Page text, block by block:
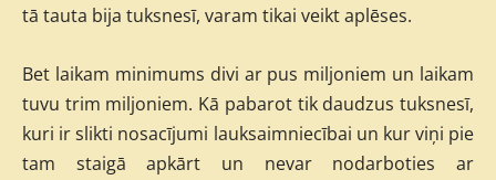
tā tauta bija tuksnesī, varam tikai veikt aplēses.
Bet laikam minimums divi ar pus miljoniem un laikam
tuvu trim miljoniem. Kā pabarot tik daudzus tuksnesī,
kuri ir slikti nosacījumi lauksaimniecībai un kur viņi pie
tam staigā apkārt un nevar nodarboties ar